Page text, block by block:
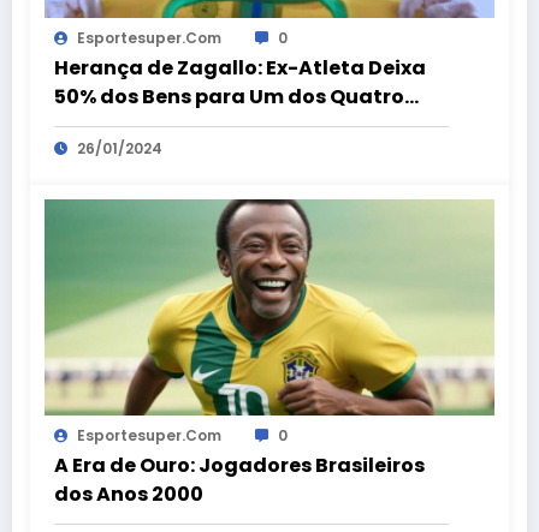
Esportesuper.com 0
Herança de Zagallo: Ex-Atleta Deixa
50% dos Bens para Um dos Quatro
Filhos; oque diz a lei?
26/01/2024
Esportesuper.com 0
A Era de Ouro: Jogadores Brasileiros
dos Anos 2000